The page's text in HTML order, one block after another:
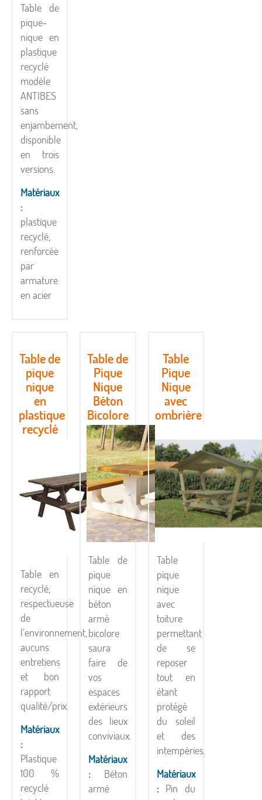
Table de
pique-
nique en
plastique
recyclé
modèle
ANTIBES
sans
enjambement,
disponible
en trois
versions.
Matériaux
:
plastique
recyclé,
renforcée
par
armature
en acier
Table de
pique
nique
en
plastique
recyclé
Table en
recyclé,
respectueuse
de
l’environnement,
aucuns
entretiens
et bon
rapport
qualité/prix.
Matériaux
:
Plastique
100 %
recyclé
Table de
Pique
Nique
Béton
Bicolore
Table de
pique
nique en
béton
armé
bicolore
saura
faire de
vos
espaces
extérieurs
des lieux
conviviaux.
Matériaux
: Béton
armé
Table
Pique
Nique
avec
ombrière
Table
pique
nique
avec
toiture
permettant
de se
reposer
tout en
étant
protégé
du soleil
et des
intempéries.
Matériaux
:Pin du